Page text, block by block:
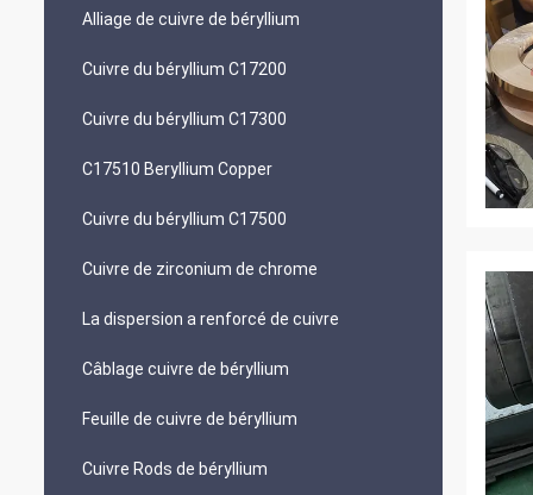
Alliage de cuivre de béryllium
Cuivre du béryllium C17200
Cuivre du béryllium C17300
C17510 Beryllium Copper
Cuivre du béryllium C17500
Cuivre de zirconium de chrome
La dispersion a renforcé de cuivre
Câblage cuivre de béryllium
Feuille de cuivre de béryllium
Cuivre Rods de béryllium